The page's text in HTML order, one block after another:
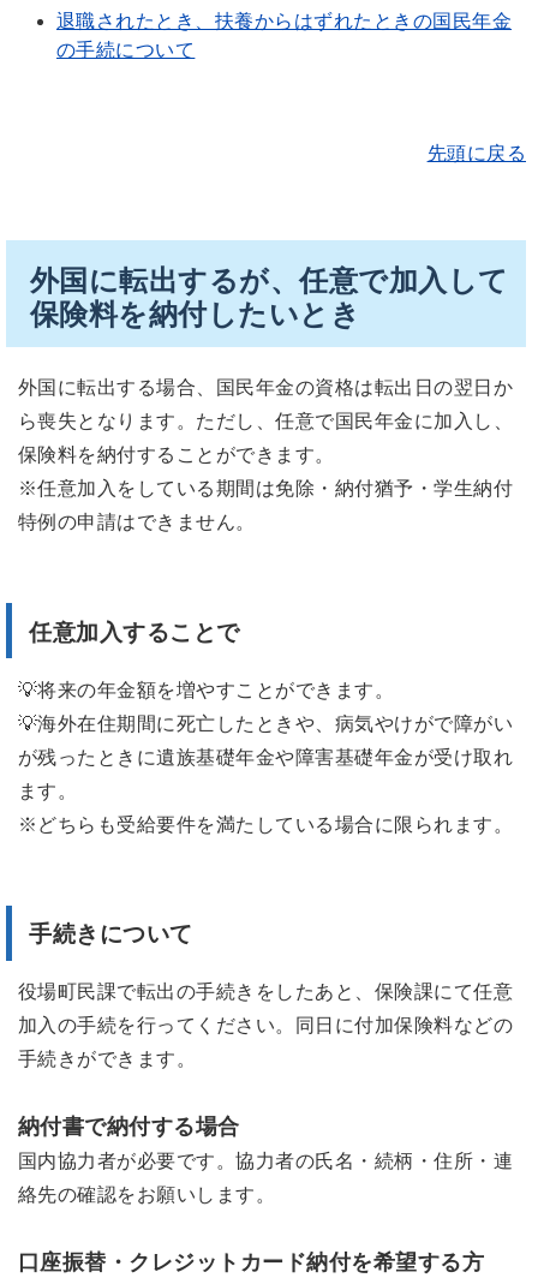
退職されたとき、扶養からはずれたときの国民年金
の手続について
先頭に戻る
外国に転出するが、任意で加入して
保険料を納付したいとき
外国に転出する場合、国民年金の資格は転出日の翌日か
ら喪失となります。ただし、任意で国民年金に加入し、
保険料を納付することができます。
※任意加入をしている期間は免除・納付猶予・学生納付
特例の申請はできません。
任意加入することで
💡将来の年金額を増やすことができます。
💡海外在住期間に死亡したときや、病気やけがで障がい
が残ったときに遺族基礎年金や障害基礎年金が受け取れ
ます。
※どちらも受給要件を満たしている場合に限られます。
手続きについて
役場町民課で転出の手続きをしたあと、保険課にて任意
加入の手続を行ってください。同日に付加保険料などの
手続きができます。
納付書で納付する場合
国内協力者が必要です。協力者の氏名・続柄・住所・連
絡先の確認をお願いします。
口座振替・クレジットカード納付を希望する方